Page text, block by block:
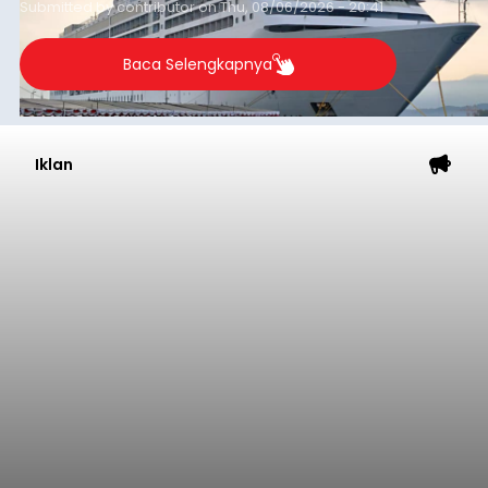
Submitted bycontributoronThu, 08/06/2026 - 20:41
Baca Selengkapnya
Iklan